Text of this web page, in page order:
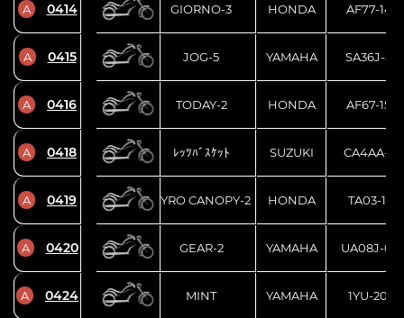
A 0414 GIORNO-3 HONDA AF77-1401
A 0415 JOG-5 YAMAHA SA36J-
A 0416 TODAY-2 HONDA AF67-
A 0418 ﾚｯﾂﾊﾞｽｹｯﾄ SUZUKI CA4AA-
A 0419 GYRO CANOPY-2 HONDA TA03-1312
A 0420 GEAR-2 YAMAHA UA08J-
A 0424 MINT YAMAHA 1YU-2044